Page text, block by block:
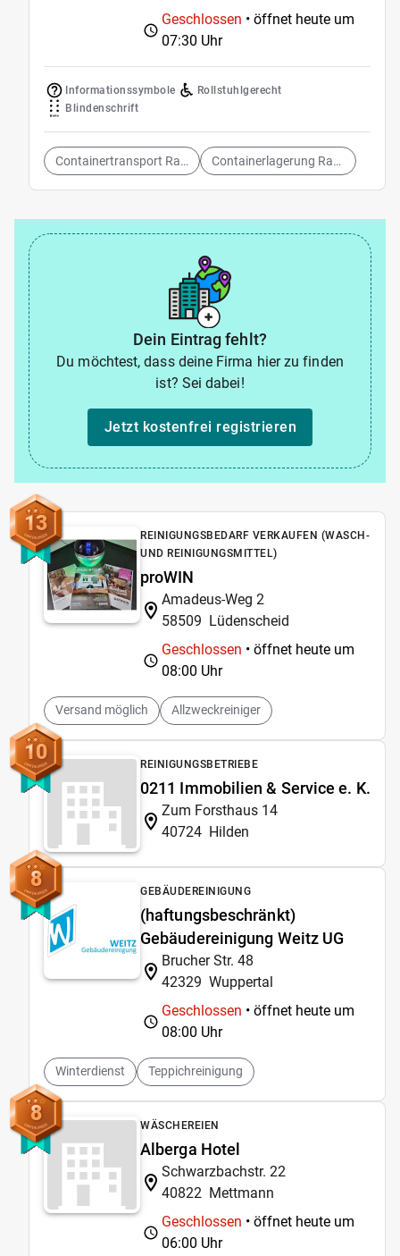
Geschlossen • öffnet heute um
07:30 Uhr
Informationssymbole
Rollstuhlgerecht
Blindenschrift
Containertransport Ratingen Containerlagerung Ratingen
Dein Eintrag fehlt?
Du möchtest, dass deine Firma hier zu finden
ist? Sei dabei!
Jetzt kostenfrei registrieren
13
REINIGUNGSBEDARF VERKAUFEN (WASCH-
UND REINIGUNGSMITTEL)
proWIN
Amadeus-Weg 2
58509 Lüdenscheid
Geschlossen • öffnet heute um
08:00 Uhr
Versand möglich Allzweckreiniger
10 REINIGUNGSBETRIEBE
0211 Immobilien & Service e. K.
Zum Forsthaus 14
40724 Hilden
8 GEBÄUDEREINIGUNG
(haftungsbeschränkt)
Gebäudereinigung Weitz UG
Brucher Str. 48
42329 Wuppertal
Geschlossen • öffnet heute um
08:00 Uhr
Winterdienst Teppichreinigung
8 WÄSCHEREIEN
Alberga Hotel
Schwarzbachstr. 22
40822 Mettmann
Geschlossen • öffnet heute um
06:00 Uhr